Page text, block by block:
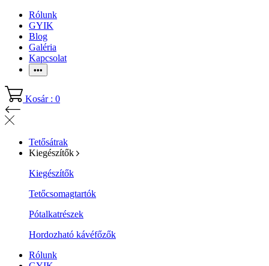
Rólunk
GYIK
Blog
Galéria
Kapcsolat
•••
Kosár : 0
Tetősátrak
Kiegészítők
Kiegészítők
Tetőcsomagtartók
Pótalkatrészek
Hordozható kávéfőzők
Rólunk